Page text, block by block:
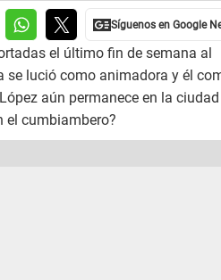
el último fin de semana al
se lució como animadora y él
aún permanece en la ciudad
el cumbiambero?